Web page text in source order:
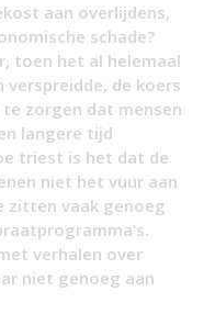
aan overlijdens,
schade?
toen het al helemaal
verspreidde, de koers
zorgen dat mensen
langere tijd
triest is het dat de
niet het vuur aan
zitten vaak genoeg
verhalen over
niet genoeg aan